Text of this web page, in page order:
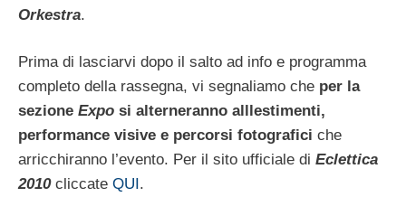
Orkestra.
Prima di lasciarvi dopo il salto ad info e programma
completo della rassegna, vi segnaliamo che per la
sezione Expo si alterneranno alllestimenti,
performance visive e percorsi fotografici che
arricchiranno l’evento. Per il sito ufficiale di Eclettica
2010 cliccate QUI .